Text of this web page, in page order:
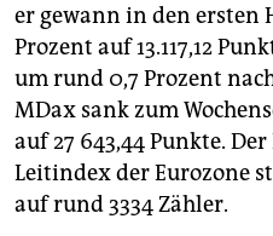
er gewann in den ersten
Prozent auf 13.117,12
um rund 0,7 Prozent
MDax sank zum
auf 27 643,44 Punkte.
Leitindex der Eurozone
auf rund 3334 Zähler.